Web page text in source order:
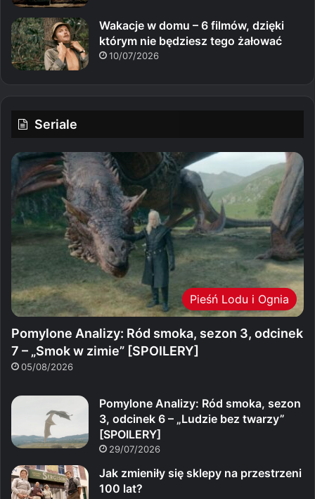
Wakacje w domu – 6 filmów, dzięki
którym nie będziesz tego żałować
10/07/2026
Seriale
Pieśń Lodu i Ognia
Pomylone Analizy: Ród smoka, sezon 3, odcinek
7 – „Smok w zimie” [SPOILERY]
05/08/2026
Pomylone Analizy: Ród smoka, sezon
3, odcinek 6 – „Ludzie bez twarzy”
[SPOILERY]
29/07/2026
Jak zmieniły się sklepy na przestrzeni
100 lat?